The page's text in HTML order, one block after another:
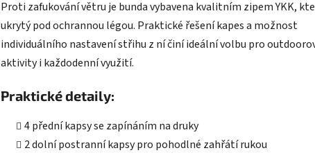
Proti zafukování větru je bunda vybavena kvalitním zipem YKK,
ukrytý pod ochrannou légou. Praktické řešení kapes a možnost
individuálního nastavení střihu z ní činí ideální volbu pro
aktivity i každodenní využití.
Praktické detaily:
4 přední kapsy se zapínáním na druky
2 dolní postranní kapsy pro pohodlné zahřátí rukou